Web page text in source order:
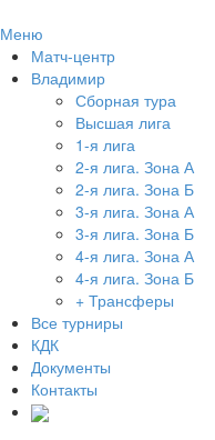
Меню
Матч-центр
Владимир
Сборная тура
Высшая лига
1-я лига
2-я лига. Зона А
2-я лига. Зона Б
3-я лига. Зона А
3-я лига. Зона Б
4-я лига. Зона А
4-я лига. Зона Б
+ Трансферы
Все турниры
КДК
Документы
Контакты